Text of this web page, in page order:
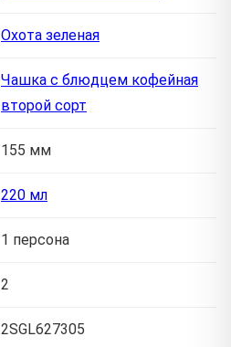
Охота зеленая
Чашка с блюдцем кофейная
второй сорт
155 мм
220 мл
1 персона
2
2SGL627305